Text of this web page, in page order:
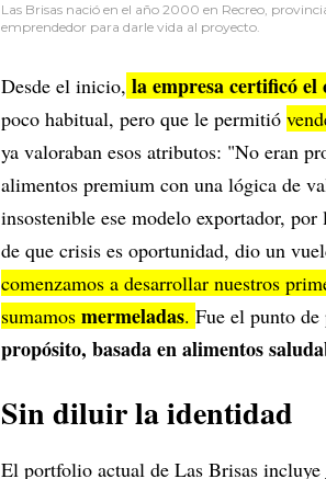
Las Brisas nació en el año 2000 en Recreo,
emprendedor para darle vida al proyecto.
Desde el inicio, la empresa certificó el
poco habitual, pero que le permitió
ya valoraban esos atributos: "No eran
alimentos premium con una lógica de
insostenible ese modelo exportador,
de que crisis es oportunidad, dio un
comenzamos a desarrollar nuestros
sumamos mermeladas. Fue el punto
propósito, basada en alimentos
Sin diluir la identidad
El portfolio actual de Las Brisas incluye